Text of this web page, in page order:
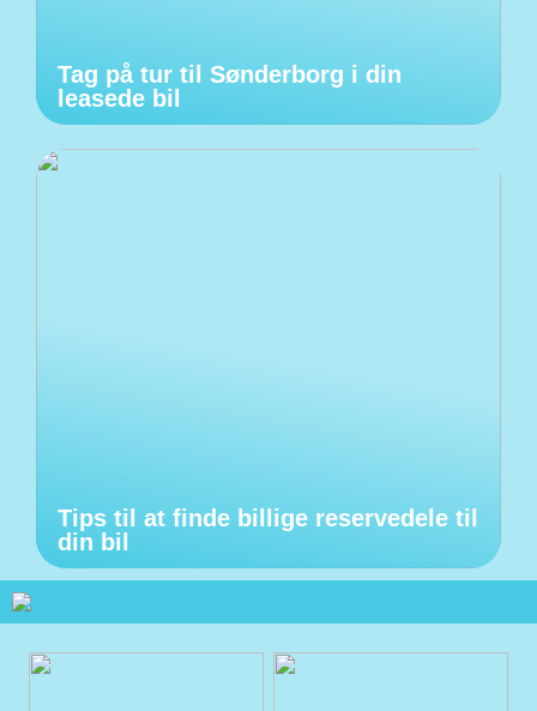
Tag på tur til Sønderborg i din
leasede bil
Tips til at finde billige reservedele til
din bil